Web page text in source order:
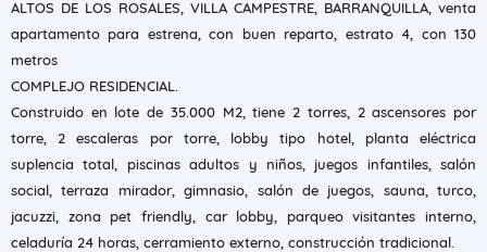
ALTOS DE LOS ROSALES, VILLA CAMPESTRE, BARRANQUILLA, venta
apartamento para estrena, con buen reparto, estrato 4, con 130
metros
COMPLEJO RESIDENCIAL.
Construido en lote de 35.000 M2, tiene 2 torres, 2 ascensores por
torre, 2 escaleras por torre, lobby tipo hotel, planta eléctrica
suplencia total, piscinas adultos y niños, juegos infantiles, salón
social, terraza mirador, gimnasio, salón de juegos, sauna, turco,
jacuzzi, zona pet friendly, car lobby, parqueo visitantes interno,
celaduría 24 horas, cerramiento externo, construcción tradicional.